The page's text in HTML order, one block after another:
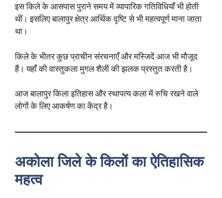
इस किले के आसपास पुराने समय में व्यापारिक गतिविधियाँ भी होती
थीं। इसलिए बालापुर क्षेत्र आर्थिक दृष्टि से भी महत्वपूर्ण माना जाता
था।
किले के भीतर कुछ प्राचीन संरचनाएँ और मस्जिदें आज भी मौजूद
हैं। यहाँ की वास्तुकला मुगल शैली की झलक प्रस्तुत करती है।
आज बालापुर किला इतिहास और स्थापत्य कला में रुचि रखने वाले
लोगों के लिए आकर्षण का केंद्र है।
अकोला जिले के किलों का ऐतिहासिक
महत्व